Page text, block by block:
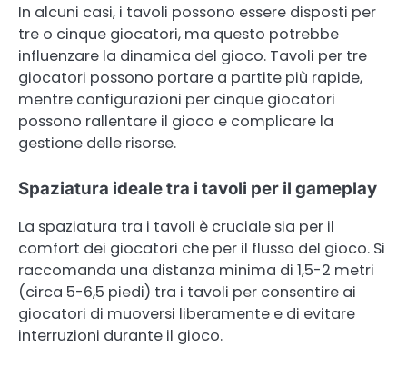
In alcuni casi, i tavoli possono essere disposti per
tre o cinque giocatori, ma questo potrebbe
influenzare la dinamica del gioco. Tavoli per tre
giocatori possono portare a partite più rapide,
mentre configurazioni per cinque giocatori
possono rallentare il gioco e complicare la
gestione delle risorse.
Spaziatura ideale tra i tavoli per il gameplay
La spaziatura tra i tavoli è cruciale sia per il
comfort dei giocatori che per il flusso del gioco. Si
raccomanda una distanza minima di 1,5-2 metri
(circa 5-6,5 piedi) tra i tavoli per consentire ai
giocatori di muoversi liberamente e di evitare
interruzioni durante il gioco.